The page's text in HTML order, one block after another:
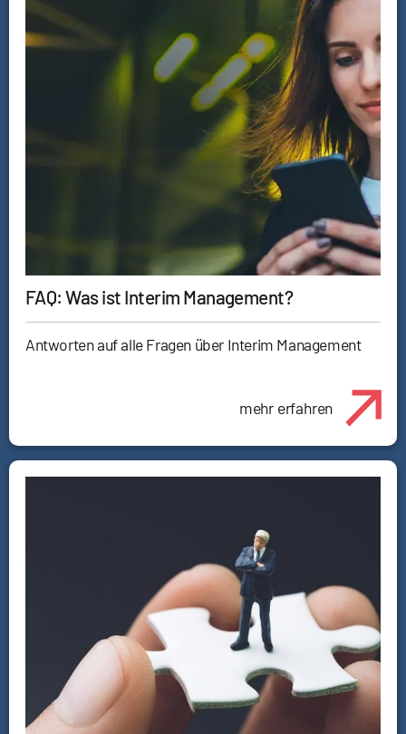
FAQ: Was ist Interim Management?
Antworten auf alle Fragen über Interim Management
mehr erfahren